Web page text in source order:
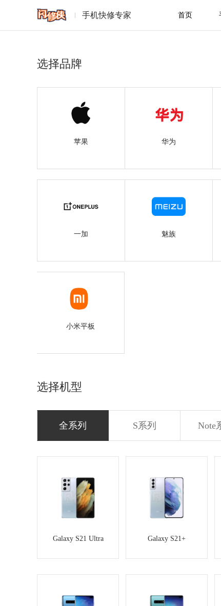
手机快修专家 首页
选择品牌
苹果 华为
一加 魅族
小米平板
选择机型
全系列 S系列 Note
Galaxy S21 Ultra Galaxy S21+